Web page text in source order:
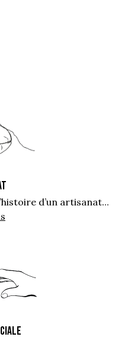
d’un artisanat...